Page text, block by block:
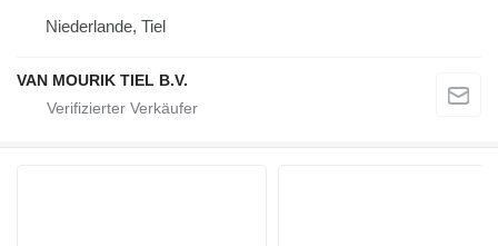
Niederlande, Tiel
VAN MOURIK TIEL B.V.